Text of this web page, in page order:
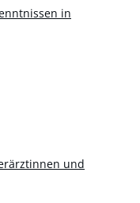
in
und